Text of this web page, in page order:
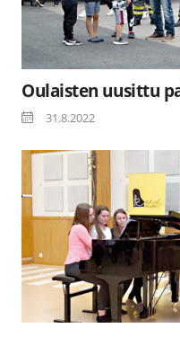
Oulaisten uusittu
31.8.2022